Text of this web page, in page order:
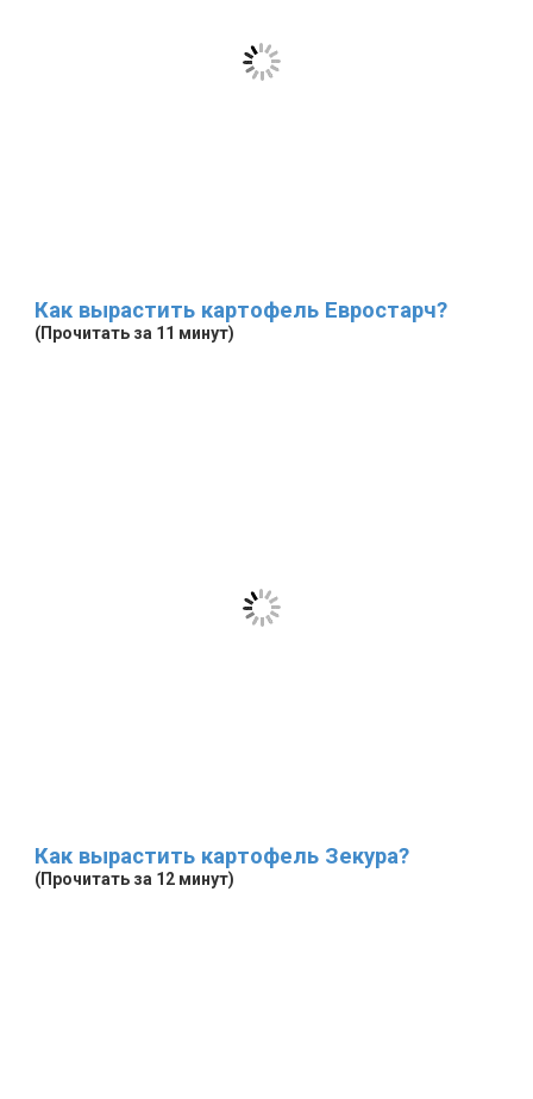
Как вырастить картофель Евростарч?
(Прочитать за 11 минут)
Как вырастить картофель Зекура?
(Прочитать за 12 минут)